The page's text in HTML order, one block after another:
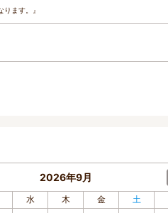
ります。』
2026年9月
水 木 金 土